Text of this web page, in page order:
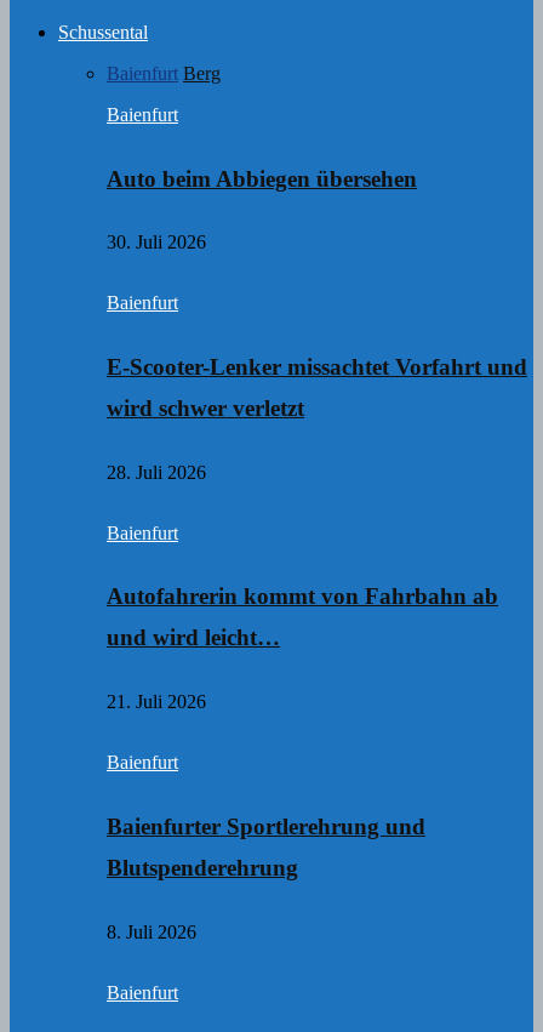
Schussental
Baienfurt Berg
Baienfurt
Auto beim Abbiegen übersehen
30. Juli 2026
Baienfurt
E-Scooter-Lenker missachtet Vorfahrt und
wird schwer verletzt
28. Juli 2026
Baienfurt
Autofahrerin kommt von Fahrbahn ab
und wird leicht…
21. Juli 2026
Baienfurt
Baienfurter Sportlerehrung und
Blutspenderehrung
8. Juli 2026
Baienfurt